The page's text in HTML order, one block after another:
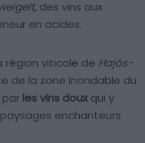
, des vins aux
en acides.
région viticole de Hajós-
de la zone inondable du
par les vins douxqui y
enchanteurs